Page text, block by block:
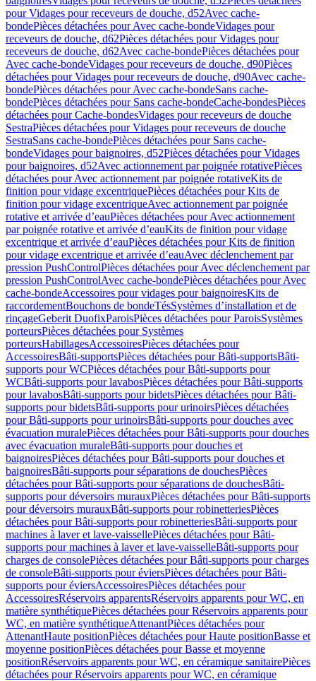
pour Vidages pour receveurs de douche, d52Avec cache-
bondePièces détachées pour Avec cache-bondeVidages pour
receveurs de douche, d62Pièces détachées pour Vidages pour
receveurs de douche, d62Avec cache-bondePièces détachées pour
Avec cache-bondeVidages pour receveurs de douche, d90Pièces
détachées pour Vidages pour receveurs de douche, d90Avec cache-
bondePièces détachées pour Avec cache-bondeSans cache-
bondePièces détachées pour Sans cache-bondeCache-bondesPièces
détachées pour Cache-bondesVidages pour receveurs de douche
SestraPièces détachées pour Vidages pour receveurs de douche
SestraSans cache-bondePièces détachées pour Sans cache-
bondeVidages pour baignoires, d52Pièces détachées pour Vidages
pour baignoires, d52Avec actionnement par poignée rotativePièces
détachées pour Avec actionnement par poignée rotativeKits de
finition pour vidage excentriquePièces détachées pour Kits de
finition pour vidage excentriqueAvec actionnement par poignée
rotative et arrivée d’eauPièces détachées pour Avec actionnement
par poignée rotative et arrivée d’eauKits de finition pour vidage
excentrique et arrivée d’eauPièces détachées pour Kits de finition
pour vidage excentrique et arrivée d’eauAvec déclenchement par
pression PushControlPièces détachées pour Avec déclenchement par
pression PushControlAvec cache-bondePièces détachées pour Avec
cache-bondeAccessoires pour vidages pour baignoiresKits de
raccordementBouchons de bondeTésSystèmes d’installation et de
rinçageGeberit DuofixParoisPièces détachées pour ParoisSystèmes
porteursPièces détachées pour Systèmes
porteursHabillagesAccessoiresPièces détachées pour
AccessoiresBâti-supportsPièces détachées pour Bâti-supportsBâti-
supports pour WCPièces détachées pour Bâti-supports pour
WCBâti-supports pour lavabosPièces détachées pour Bâti-supports
pour lavabosBâti-supports pour bidetsPièces détachées pour Bâti-
supports pour bidetsBâti-supports pour urinoirsPièces détachées
pour Bâti-supports pour urinoirsBâti-supports pour douches avec
évacuation muralePièces détachées pour Bâti-supports pour douches
avec évacuation muraleBâti-supports pour douches et
baignoiresPièces détachées pour Bâti-supports pour douches et
baignoiresBâti-supports pour séparations de douchesPièces
détachées pour Bâti-supports pour séparations de douchesBâti-
supports pour déversoirs murauxPièces détachées pour Bâti-supports
pour déversoirs murauxBâti-supports pour robinetteriesPièces
détachées pour Bâti-supports pour robinetteriesBâti-supports pour
machines à laver et lave-vaissellePièces détachées pour Bâti-
supports pour machines à laver et lave-vaisselleBâti-supports pour
charges de consolePièces détachées pour Bâti-supports pour charges
de consoleBâti-supports pour éviersPièces détachées pour Bâti-
supports pour éviersAccessoiresPièces détachées pour
AccessoiresRéservoirs apparentsRéservoirs apparents pour WC, en
matière synthétiquePièces détachées pour Réservoirs apparents pour
WC, en matière synthétiqueAttenantPièces détachées pour
AttenantHaute positionPièces détachées pour Haute positionBasse et
moyenne positionPièces détachées pour Basse et moyenne
positionRéservoirs apparents pour WC, en céramique sanitairePièces
détachées pour Réservoirs apparents pour WC, en céramique